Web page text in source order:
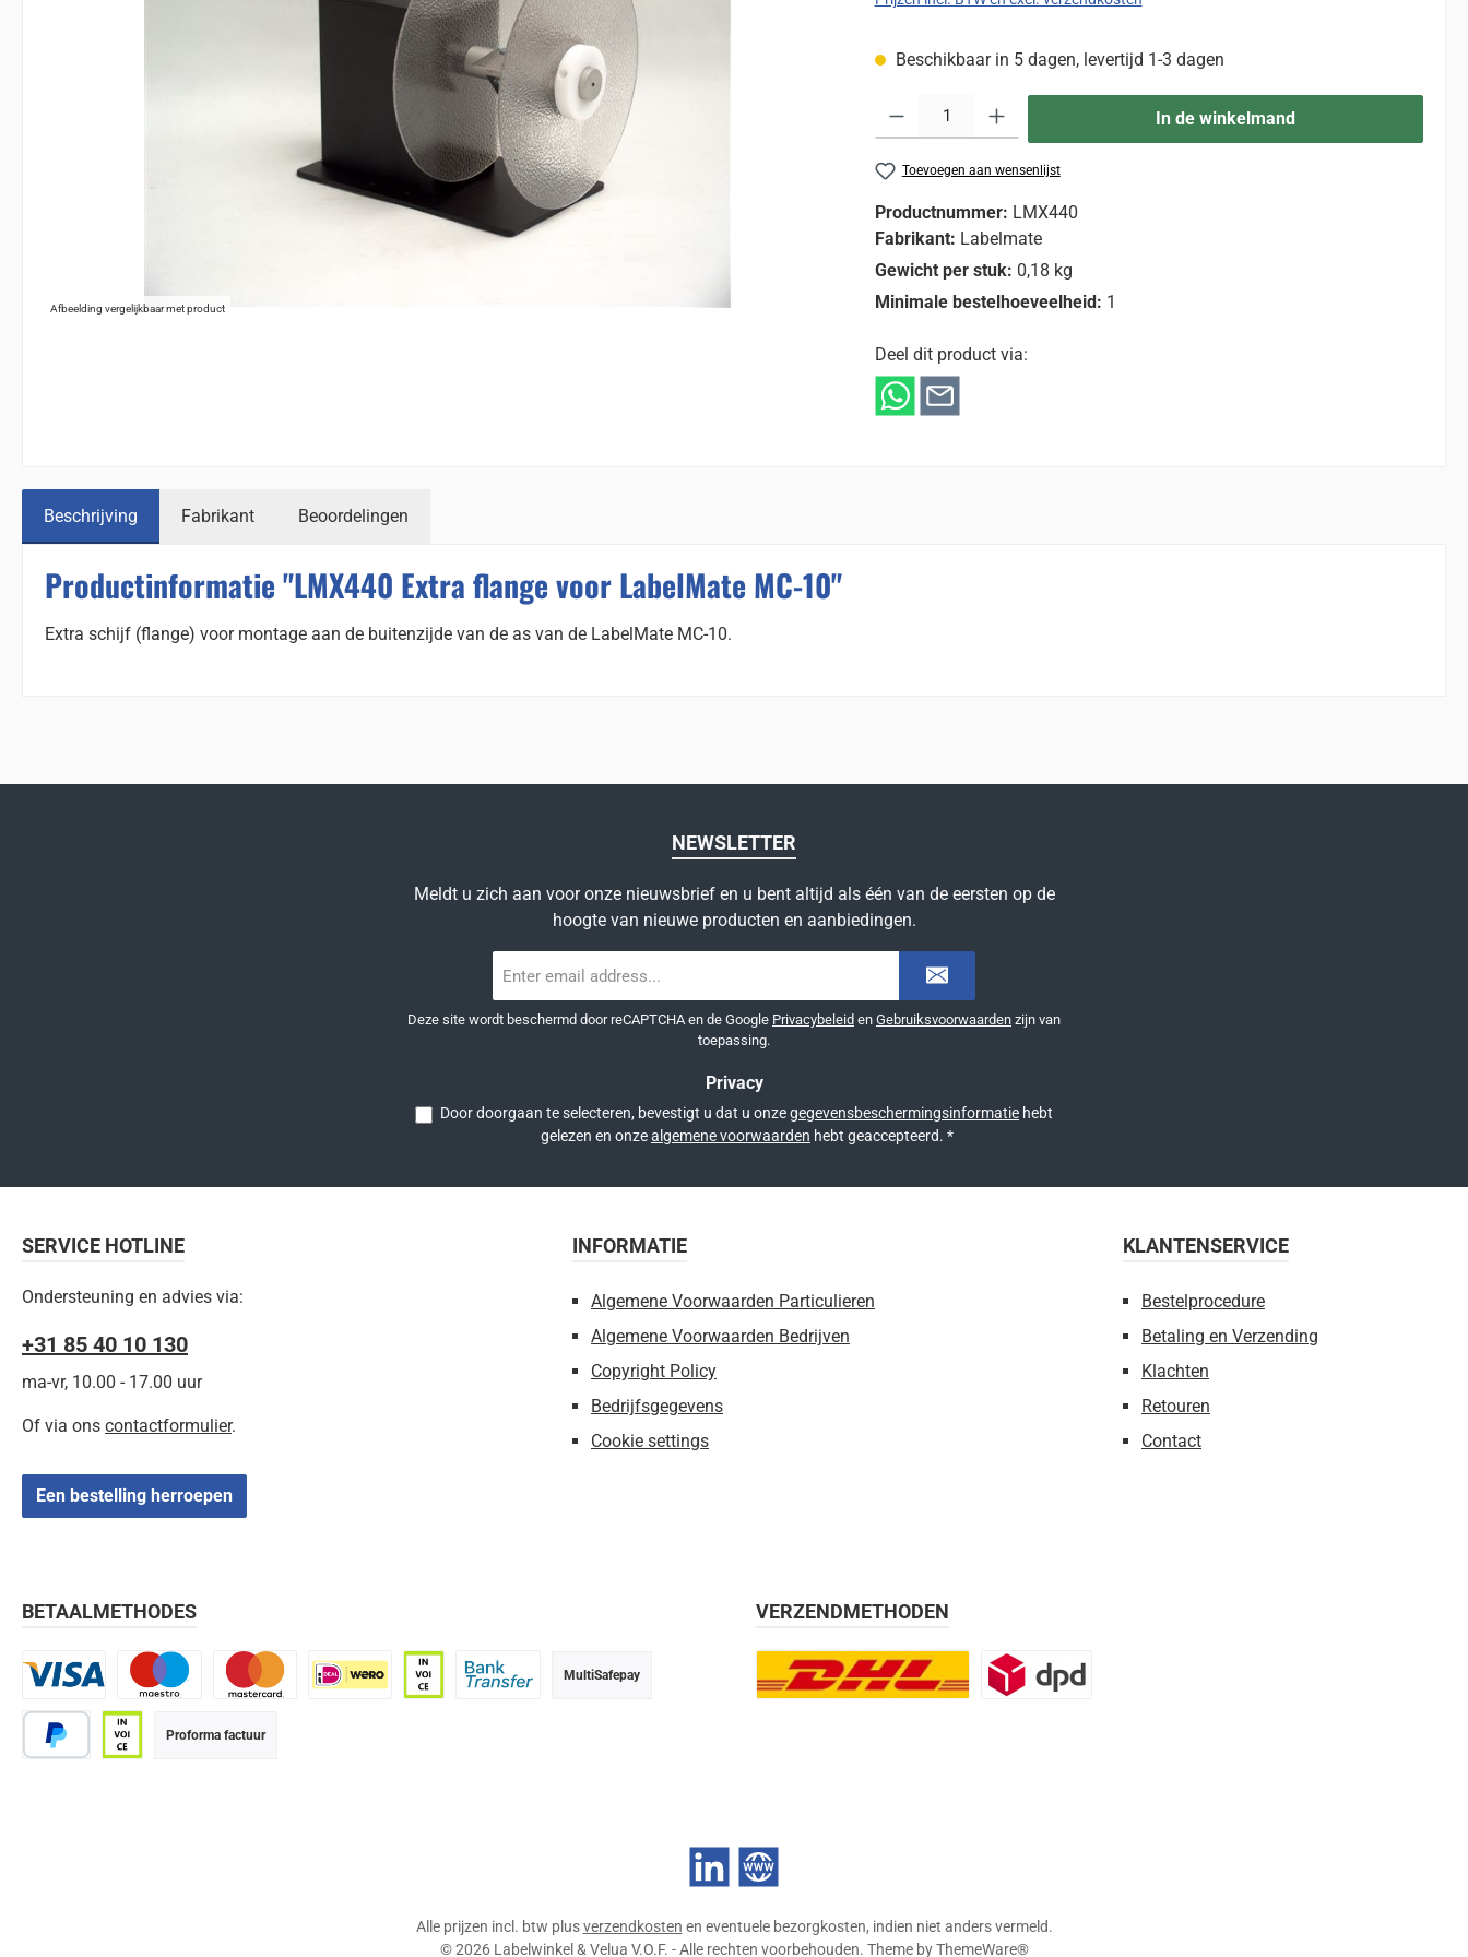
Afbeelding vergelijkbaar met product
Beschikbaar in 5 dagen, levertijd 1-3 dagen
Producthoeveelheid: Voer de gewenste hoeveelheid in of gebruik de knoppen om de
In de winkelmand
Toevoegen aan wensenlijst
Productnummer: LMX440
Fabrikant: Labelmate
Gewicht per stuk: 0,18 kg
Minimale bestelhoeveelheid: 1
Deel dit product via:
Beschrijving Fabrikant Beoordelingen
Productinformatie "LMX440 Extra flange voor LabelMate MC-10"
Extra schijf (flange) voor montage aan de buitenzijde van de as van de LabelMate MC-10.
NEWSLETTER
Meldt u zich aan voor onze nieuwsbrief en u bent altijd als één van de eersten op de
hoogte van nieuwe producten en aanbiedingen.
mailadres
Deze site wordt beschermd door reCAPTCHA en de Google Privacybeleid en Gebruiksvoorwaarden zijn van
toepassing.
Privacy
Door doorgaan te selecteren, bevestigt u dat u onzegegevensbeschermingsinformatie hebt
gelezen en onzealgemene voorwaarden hebt geaccepteerd. *
SERVICE HOTLINE
Ondersteuning en advies via:
+31 85 40 10 130
ma-vr, 10.00 - 17.00 uur
Of via ons contactformulier.
Een bestelling herroepen
INFORMATIE
Algemene Voorwaarden Particulieren
Algemene Voorwaarden Bedrijven
Copyright Policy
Bedrijfsgegevens
Cookie settings
KLANTENSERVICE
Bestelprocedure
Betaling en Verzending
Klachten
Retouren
Contact
BETAALMETHODES
MultiSafepay
Proforma factuur
Visa Maestro
VERZENDMETHODEN
LinkedIn Website
Alle prijzen incl. btw plusverzendkosten en eventuele bezorgkosten, indien niet anders vermeld.
© 2026 Labelwinkel & Velua V.O.F. - Alle rechten voorbehouden. Theme byThemeWare®